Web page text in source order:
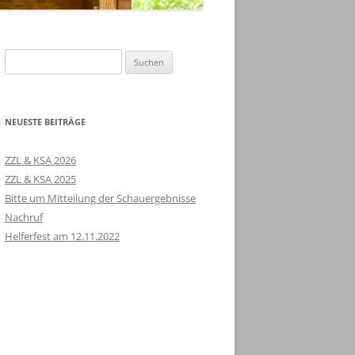
nach:
NEUESTE BEITRÄGE
ZZL & KSA 2026
ZZL & KSA 2025
Bitte um Mitteilung der Schauergebnisse
Nachruf
Helferfest am 12.11.2022